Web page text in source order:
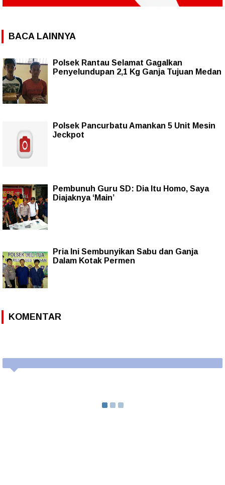
BACA LAINNYA
Polsek Rantau Selamat Gagalkan
Penyelundupan 2,1 Kg Ganja Tujuan Medan
Polsek Pancurbatu Amankan 5 Unit Mesin
Jeckpot
Pembunuh Guru SD: Dia Itu Homo, Saya
Diajaknya ‘Main’
Pria Ini Sembunyikan Sabu dan Ganja
Dalam Kotak Permen
KOMENTAR